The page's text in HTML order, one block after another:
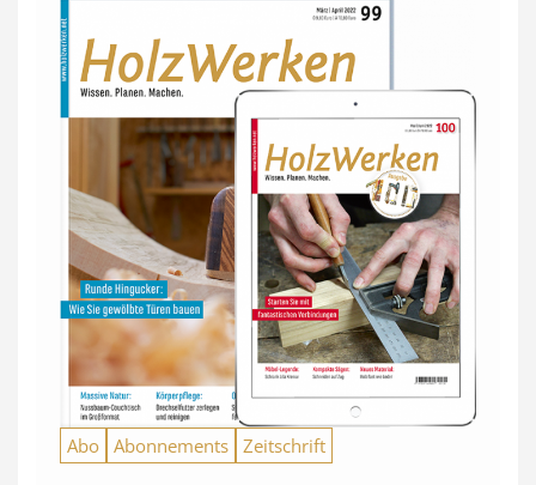
Abo Abonnements Zeitschrift